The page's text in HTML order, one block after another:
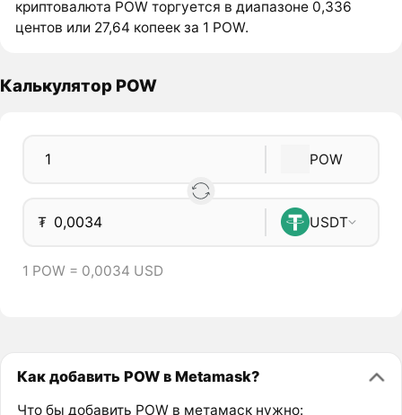
криптовалюта POW торгуется в диапазоне 0,336
центов или 27,64 копеек за 1 POW.
Калькулятор POW
POW
₮ USDT
1 POW = 0,0034 USD
Как добавить POW в Metamask?
Что бы добавить POW в метамаск нужно: